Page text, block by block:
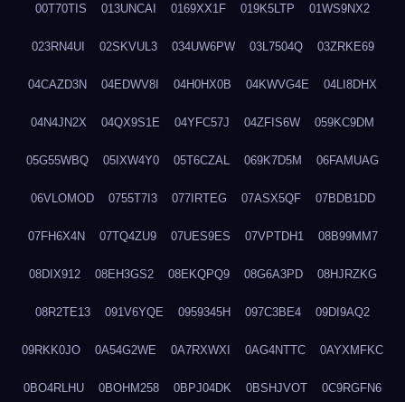
00T70TIS 013UNCAI 0169XX1F 019K5LTP 01WS9NX2
023RN4UI 02SKVUL3 034UW6PW 03L7504Q 03ZRKE69
04CAZD3N 04EDWV8I 04H0HX0B 04KWVG4E 04LI8DHX
04N4JN2X 04QX9S1E 04YFC57J 04ZFIS6W 059KC9DM
05G55WBQ 05IXW4Y0 05T6CZAL 069K7D5M 06FAMUAG
06VLOMOD 0755T7I3 077IRTEG 07ASX5QF 07BDB1DD
07FH6X4N 07TQ4ZU9 07UES9ES 07VPTDH1 08B99MM7
08DIX912 08EH3GS2 08EKQPQ9 08G6A3PD 08HJRZKG
08R2TE13 091V6YQE 0959345H 097C3BE4 09DI9AQ2
09RKK0JO 0A54G2WE 0A7RXWXI 0AG4NTTC 0AYXMFKC
0BO4RLHU 0BOHM258 0BPJ04DK 0BSHJVOT 0C9RGFN6